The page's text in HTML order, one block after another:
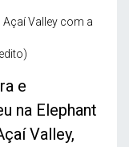
Açaí Valley com a
e
na Elephant
Valley,